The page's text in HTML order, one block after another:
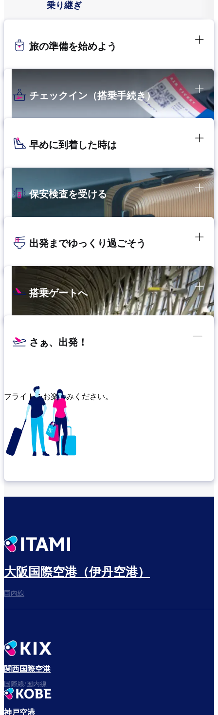
乗り継ぎ
旅の準備を始めよう
チェックイン（搭乗手続き）
早めに到着した時は
保安検査を受ける
出発までゆっくり過ごそう
搭乗ゲートへ
さぁ、出発！
フライトをお楽しみください。
搭乗ゲートへ
大阪国際空港（伊丹空港）
国内線
関西国際空港
国際線/国内線
神戸空港